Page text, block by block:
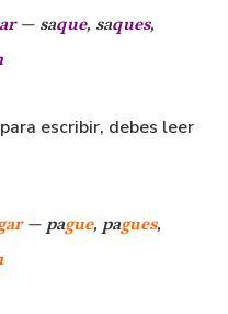
— saque, saques,
escribir, debes leer
— pague, pagues,